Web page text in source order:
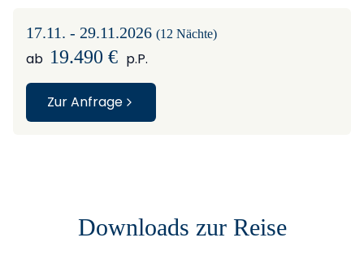
17.11. - 29.11.2026 (12 Nächte)
ab 19.490 € p.P.
Zur Anfrage
Downloads zur Reise